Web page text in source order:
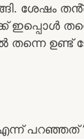
ശേഷം
ഉണ്ട്